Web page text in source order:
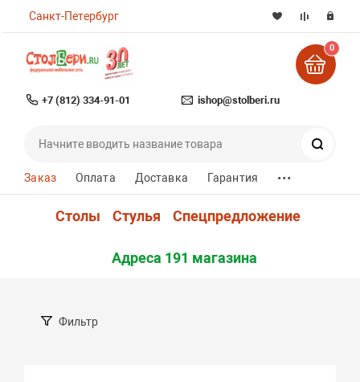
Санкт-Петербург
+7 (812) 334-91-01 ishop@stolberi.ru
0
Заказ Оплата Доставка Гарантия ...
Столы Стулья Спецпредложение
Адреса 191 магазина
Фильтр